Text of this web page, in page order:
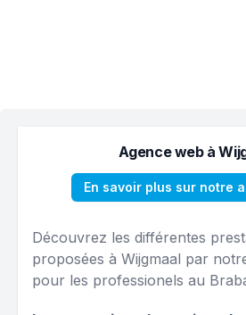
Agence web à
En savoir plus sur notre
Découvrez les différentes
proposées à Wijgmaal par
pour les professionels au